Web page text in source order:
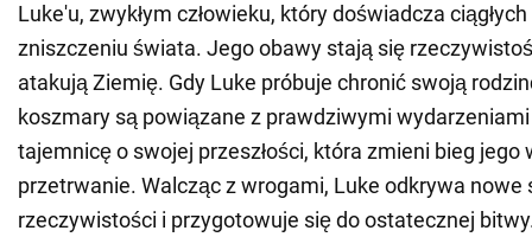
Luke'u, zwykłym człowieku, który doświadcza
zniszczeniu świata. Jego obawy stają się
atakują Ziemię. Gdy Luke próbuje chronić swoją
koszmary są powiązane z prawdziwymi
tajemnicę o swojej przeszłości, która zmieni bieg jego
przetrwanie. Walcząc z wrogami, Luke odkrywa nowe
rzeczywistości i przygotowuje się do ostatecznej